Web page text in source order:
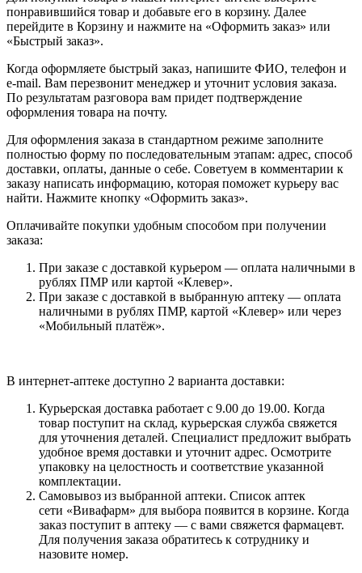
понравившийся товар и добавьте его в корзину. Далее
перейдите в Корзину и нажмите на «Оформить заказ» или
«Быстрый заказ».
Когда оформляете быстрый заказ, напишите ФИО, телефон и
e-mail. Вам перезвонит менеджер и уточнит условия заказа.
По результатам разговора вам придет подтверждение
оформления товара на почту.
Для оформления заказа в стандартном режиме заполните
полностью форму по последовательным этапам: адрес, способ
доставки, оплаты, данные о себе. Советуем в комментарии к
заказу написать информацию, которая поможет курьеру вас
найти. Нажмите кнопку «Оформить заказ».
Оплачивайте покупки удобным способом при получении
заказа:
При заказе с доставкой курьером — оплата наличными в
рублях ПМР или картой «Клевер».
При заказе с доставкой в выбранную аптеку — оплата
наличными в рублях ПМР, картой «Клевер» или через
«Мобильный платёж».
В интернет-аптеке доступно 2 варианта доставки:
Курьерская доставка работает с 9.00 до 19.00. Когда
товар поступит на склад, курьерская служба свяжется
для уточнения деталей. Специалист предложит выбрать
удобное время доставки и уточнит адрес. Осмотрите
упаковку на целостность и соответствие указанной
комплектации.
Самовывоз из выбранной аптеки. Список аптек
сети «Вивафарм» для выбора появится в корзине. Когда
заказ поступит в аптеку — с вами свяжется фармацевт.
Для получения заказа обратитесь к сотруднику и
назовите номер.